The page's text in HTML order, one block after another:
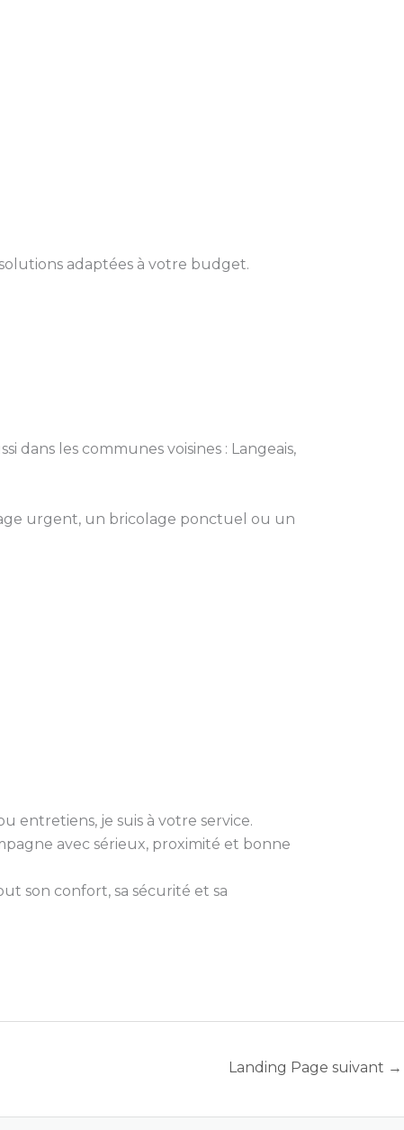
adaptées à votre budget.
dans les communes voisines : Langeais,
urgent, un bricolage ponctuel ou un
entretiens, je suis à votre service.
avec sérieux, proximité et bonne
son confort, sa sécurité et sa
Landing Page suivant →